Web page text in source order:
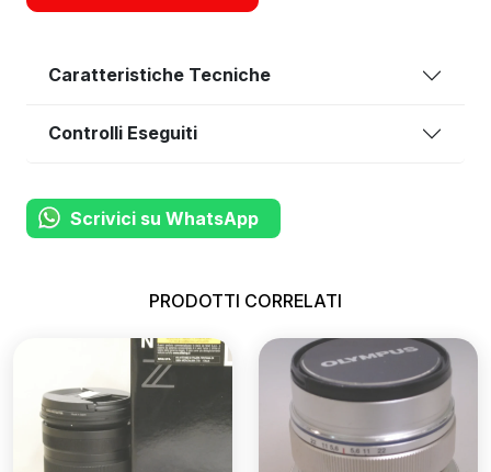
Caratteristiche Tecniche
Controlli Eseguiti
Scrivici su WhatsApp
PRODOTTI CORRELATI